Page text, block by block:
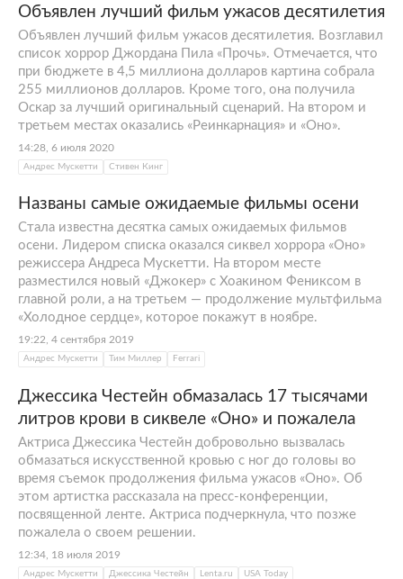
Объявлен лучший фильм ужасов десятилетия
Объявлен лучший фильм ужасов десятилетия. Возглавил
список хоррор Джордана Пила «Прочь». Отмечается, что
при бюджете в 4,5 миллиона долларов картина собрала
255 миллионов долларов. Кроме того, она получила
Оскар за лучший оригинальный сценарий. На втором и
третьем местах оказались «Реинкарнация» и «Оно».
14:28, 6 июля 2020
Андрес Мускетти Стивен Кинг
Названы самые ожидаемые фильмы осени
Стала известна десятка самых ожидаемых фильмов
осени. Лидером списка оказался сиквел хоррора «Оно»
режиссера Андреса Мускетти. На втором месте
разместился новый «Джокер» с Хоакином Фениксом в
главной роли, а на третьем — продолжение мультфильма
«Холодное сердце», которое покажут в ноябре.
19:22, 4 сентября 2019
Андрес Мускетти Тим Миллер Ferrari
Джессика Честейн обмазалась 17 тысячами
литров крови в сиквеле «Оно» и пожалела
Актриса Джессика Честейн добровольно вызвалась
обмазаться искусственной кровью с ног до головы во
время съемок продолжения фильма ужасов «Оно». Об
этом артистка рассказала на пресс-конференции,
посвященной ленте. Актриса подчеркнула, что позже
пожалела о своем решении.
12:34, 18 июля 2019
Андрес Мускетти Джессика Честейн Lenta.ru USA Today